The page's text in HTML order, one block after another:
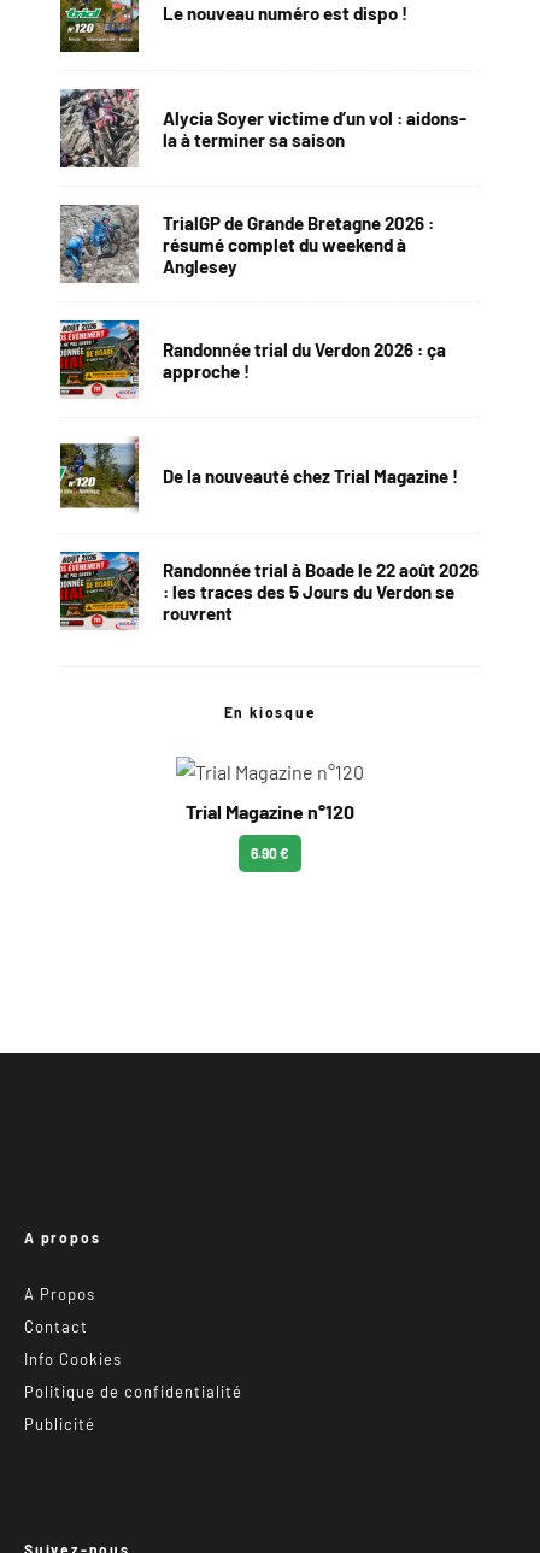
Le nouveau numéro est dispo !
Alycia Soyer victime d’un vol : aidons-
la à terminer sa saison
TrialGP de Grande Bretagne 2026 :
résumé complet du weekend à
Anglesey
Randonnée trial du Verdon 2026 : ça
approche !
De la nouveauté chez Trial Magazine !
Randonnée trial à Boade le 22 août 2026
: les traces des 5 Jours du Verdon se
rouvrent
En kiosque
Trial Magazine n°120
6.90 €
A propos
A Propos
Contact
Info Cookies
Politique de confidentialité
Publicité
Suivez-nous